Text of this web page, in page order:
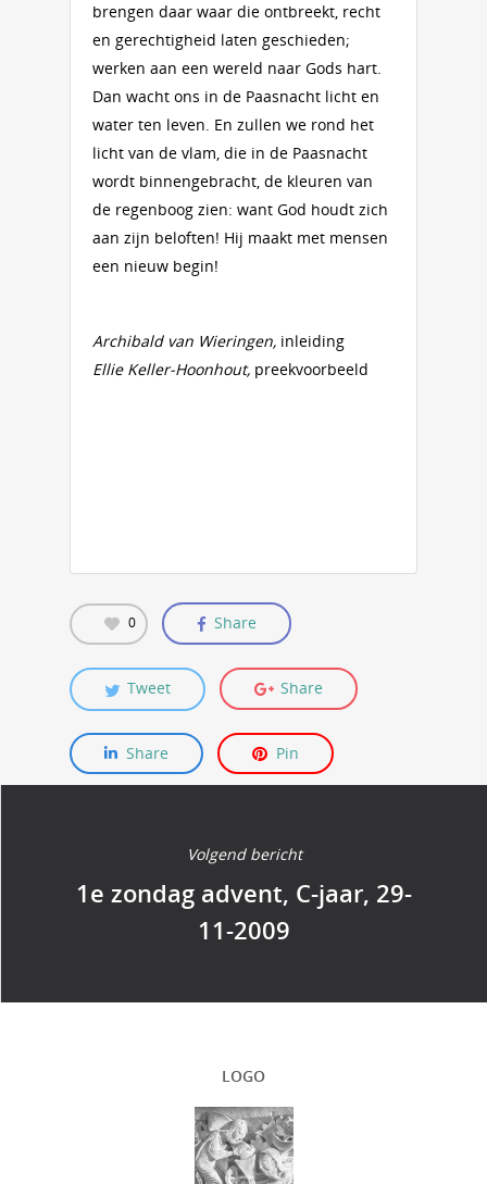
brengen daar waar die ontbreekt, recht
en gerechtigheid laten geschieden;
werken aan een wereld naar Gods hart.
Dan wacht ons in de Paasnacht licht en
water ten leven. En zullen we rond het
licht van de vlam, die in de Paasnacht
wordt binnengebracht, de kleuren van
de regenboog zien: want God houdt zich
aan zijn beloften! Hij maakt met mensen
een nieuw begin!
Archibald van Wieringen, inleiding
Ellie Keller-Hoonhout, preekvoorbeeld
0 Share
Tweet Share
Share Pin
Volgend bericht
1e zondag advent, C-jaar, 29-
11-2009
LOGO